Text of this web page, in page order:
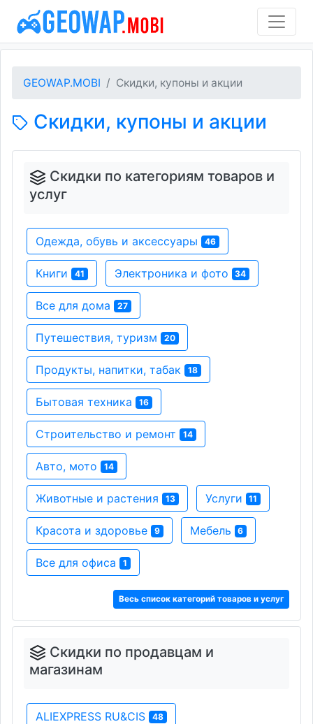
GEOWAP.MOBI Скидки, купоны и акции
Скидки, купоны и акции
Скидки по категориям товаров и
услуг
Одежда, обувь и аксессуары 46
Книги 41 Электроника и фото 34
Все для дома 27
Путешествия, туризм 20
Продукты, напитки, табак 18
Бытовая техника 16
Строительство и ремонт 14
Авто, мото 14
Животные и растения 13 Услуги 11
Красота и здоровье 9 Мебель 6
Все для офиса 1
Весь список категорий товаров и услуг
Скидки по продавцам и
магазинам
ALIEXPRESS RU&CIS 48